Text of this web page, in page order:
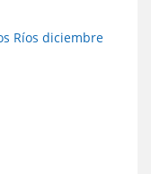
Ríos diciembre